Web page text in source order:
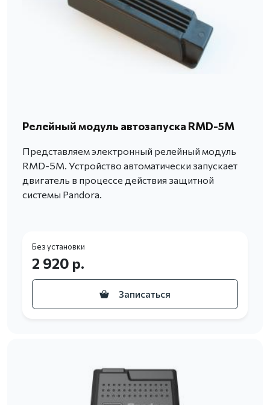
Релейный модуль автозапуска RMD-5M
Представляем электронный релейный модуль
RMD-5M. Устройство автоматически запускает
двигатель в процессе действия защитной
системы Pandora.
Без установки
2 920 р.
Записаться